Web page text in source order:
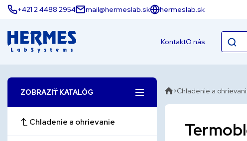
+421 2 4488 2954 mail@hermeslab.sk hermeslab.sk
KontaktO nás
ZOBRAZIŤ KATALÓG
Chladenie a ohrievanie
Chladenie a